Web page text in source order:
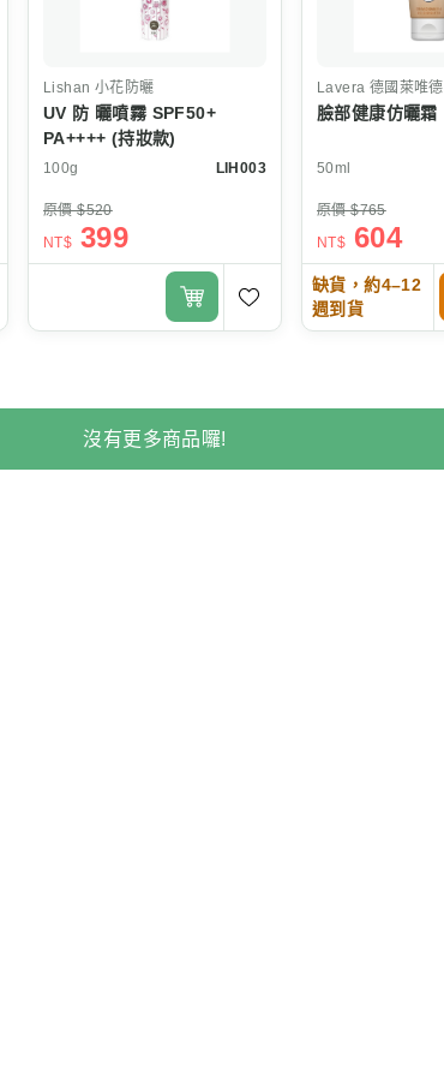
Lishan 小花防曬
UV 防 曬噴霧 SPF50+
PA++++ (持妝款)
100g LIH003
原價 $520
NT$ 399
Lavera 德國萊唯德
臉部健康仿曬霜
50ml
原價 $765
NT$ 604
缺貨，約4–12
週到貨
沒有更多商品囉!